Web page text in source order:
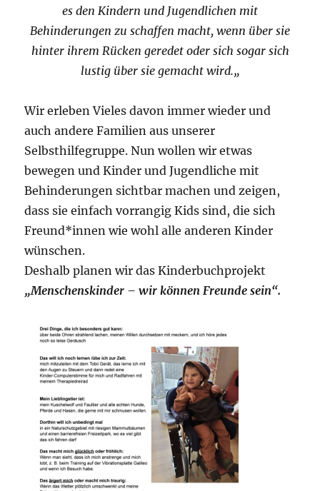
es den Kindern und Jugendlichen mit
Behinderungen zu schaffen macht, wenn über sie
hinter ihrem Rücken geredet oder sich sogar sich
lustig über sie gemacht wird.„
Wir erleben Vieles davon immer wieder und
auch andere Familien aus unserer
Selbsthilfegruppe. Nun wollen wir etwas
bewegen und Kinder und Jugendliche mit
Behinderungen sichtbar machen und zeigen,
dass sie einfach vorrangig Kids sind, die sich
Freund*innen wie wohl alle anderen Kinder
wünschen.
Deshalb planen wir das Kinderbuchprojekt
„Menschenskinder – wir können Freunde sein“.